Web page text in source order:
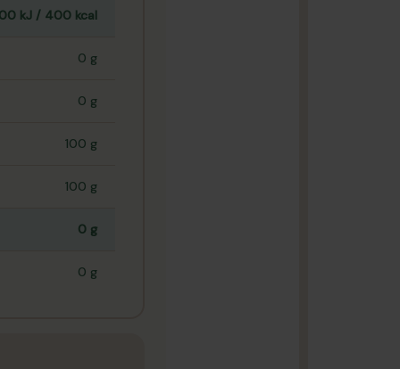
kJ / 400 kcal
0 g
0 g
100 g
100 g
0 g
0 g